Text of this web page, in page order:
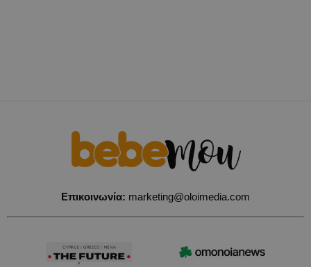
Επικοινωνία: marketing@oloimedia.com